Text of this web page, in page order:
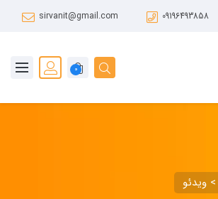
09196493858
sirvanit@gmail.com
0
> ویدئو